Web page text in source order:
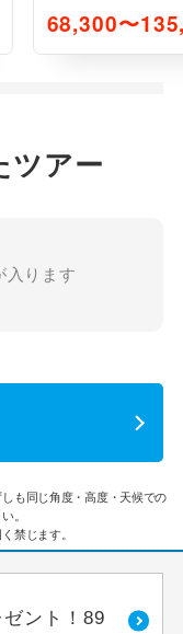
68,300〜
ツアー
入ります
も同じ角度・高度・天候での
。
禁じます。
ント！89